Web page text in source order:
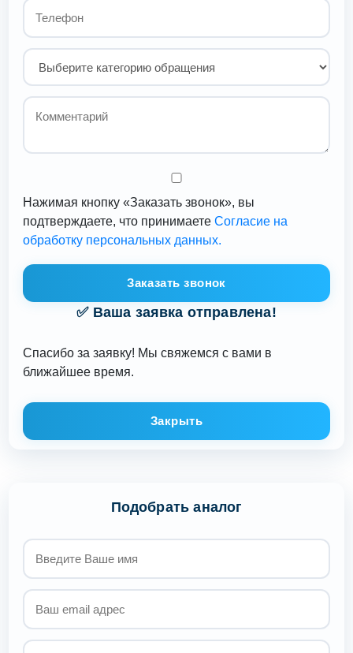
Нажимая кнопку «Заказать звонок», вы
подтверждаете, что принимаетеСогласие на
обработку персональных данных.
Заказать звонок
✅ Ваша заявка отправлена!
Спасибо за заявку! Мы свяжемся с вами в
ближайшее время.
Закрыть
Подобрать аналог